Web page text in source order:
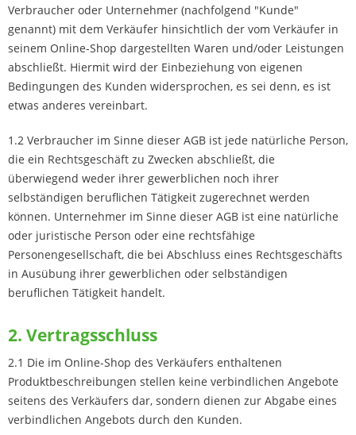
Verbraucher oder Unternehmer (nachfolgend "Kunde"
genannt) mit dem Verkäufer hinsichtlich der vom Verkäufer in
seinem Online-Shop dargestellten Waren und/oder Leistungen
abschließt. Hiermit wird der Einbeziehung von eigenen
Bedingungen des Kunden widersprochen, es sei denn, es ist
etwas anderes vereinbart.
1.2 Verbraucher im Sinne dieser AGB ist jede natürliche Person,
die ein Rechtsgeschäft zu Zwecken abschließt, die
überwiegend weder ihrer gewerblichen noch ihrer
selbständigen beruflichen Tätigkeit zugerechnet werden
können. Unternehmer im Sinne dieser AGB ist eine natürliche
oder juristische Person oder eine rechtsfähige
Personengesellschaft, die bei Abschluss eines Rechtsgeschäfts
in Ausübung ihrer gewerblichen oder selbständigen
beruflichen Tätigkeit handelt.
2. Vertragsschluss
2.1 Die im Online-Shop des Verkäufers enthaltenen
Produktbeschreibungen stellen keine verbindlichen Angebote
seitens des Verkäufers dar, sondern dienen zur Abgabe eines
verbindlichen Angebots durch den Kunden.